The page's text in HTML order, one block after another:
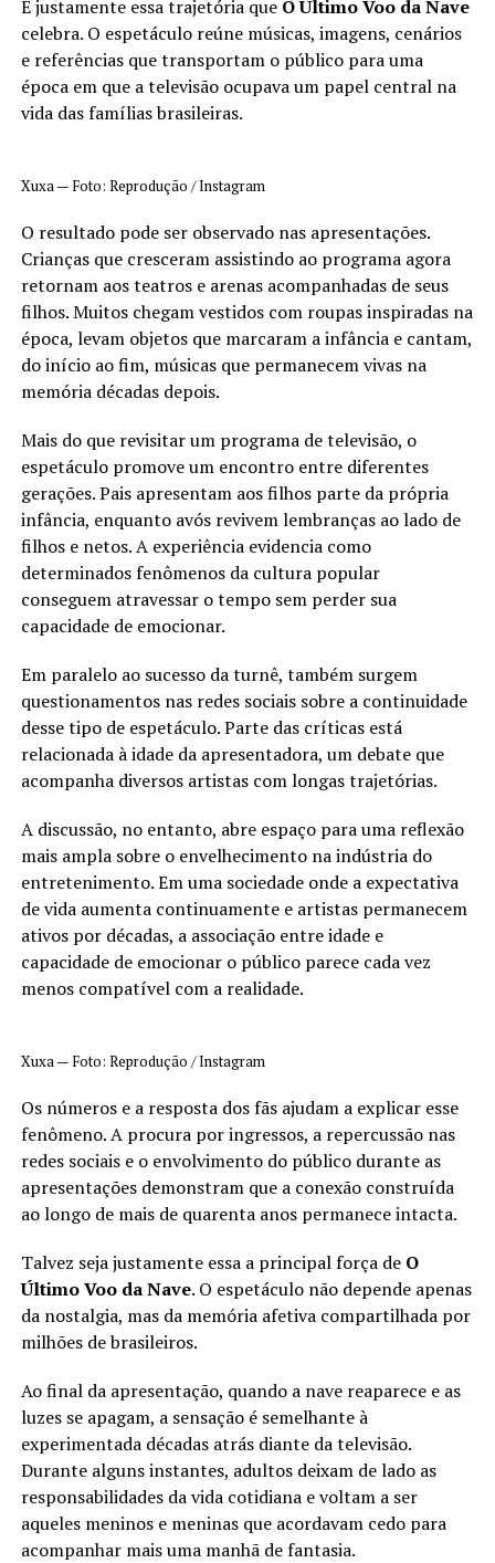
É justamente essa trajetória que O Último Voo da Nave
celebra. O espetáculo reúne músicas, imagens, cenários
e referências que transportam o público para uma
época em que a televisão ocupava um papel central na
vida das famílias brasileiras.
Xuxa — Foto: Reprodução / Instagram
O resultado pode ser observado nas apresentações.
Crianças que cresceram assistindo ao programa agora
retornam aos teatros e arenas acompanhadas de seus
filhos. Muitos chegam vestidos com roupas inspiradas na
época, levam objetos que marcaram a infância e cantam,
do início ao fim, músicas que permanecem vivas na
memória décadas depois.
Mais do que revisitar um programa de televisão, o
espetáculo promove um encontro entre diferentes
gerações. Pais apresentam aos filhos parte da própria
infância, enquanto avós revivem lembranças ao lado de
filhos e netos. A experiência evidencia como
determinados fenômenos da cultura popular
conseguem atravessar o tempo sem perder sua
capacidade de emocionar.
Em paralelo ao sucesso da turnê, também surgem
questionamentos nas redes sociais sobre a continuidade
desse tipo de espetáculo. Parte das críticas está
relacionada à idade da apresentadora, um debate que
acompanha diversos artistas com longas trajetórias.
A discussão, no entanto, abre espaço para uma reflexão
mais ampla sobre o envelhecimento na indústria do
entretenimento. Em uma sociedade onde a expectativa
de vida aumenta continuamente e artistas permanecem
ativos por décadas, a associação entre idade e
capacidade de emocionar o público parece cada vez
menos compatível com a realidade.
Xuxa — Foto: Reprodução / Instagram
Os números e a resposta dos fãs ajudam a explicar esse
fenômeno. A procura por ingressos, a repercussão nas
redes sociais e o envolvimento do público durante as
apresentações demonstram que a conexão construída
ao longo de mais de quarenta anos permanece intacta.
Talvez seja justamente essa a principal força de O
Último Voo da Nave. O espetáculo não depende apenas
da nostalgia, mas da memória afetiva compartilhada por
milhões de brasileiros.
Ao final da apresentação, quando a nave reaparece e as
luzes se apagam, a sensação é semelhante à
experimentada décadas atrás diante da televisão.
Durante alguns instantes, adultos deixam de lado as
responsabilidades da vida cotidiana e voltam a ser
aqueles meninos e meninas que acordavam cedo para
acompanhar mais uma manhã de fantasia.